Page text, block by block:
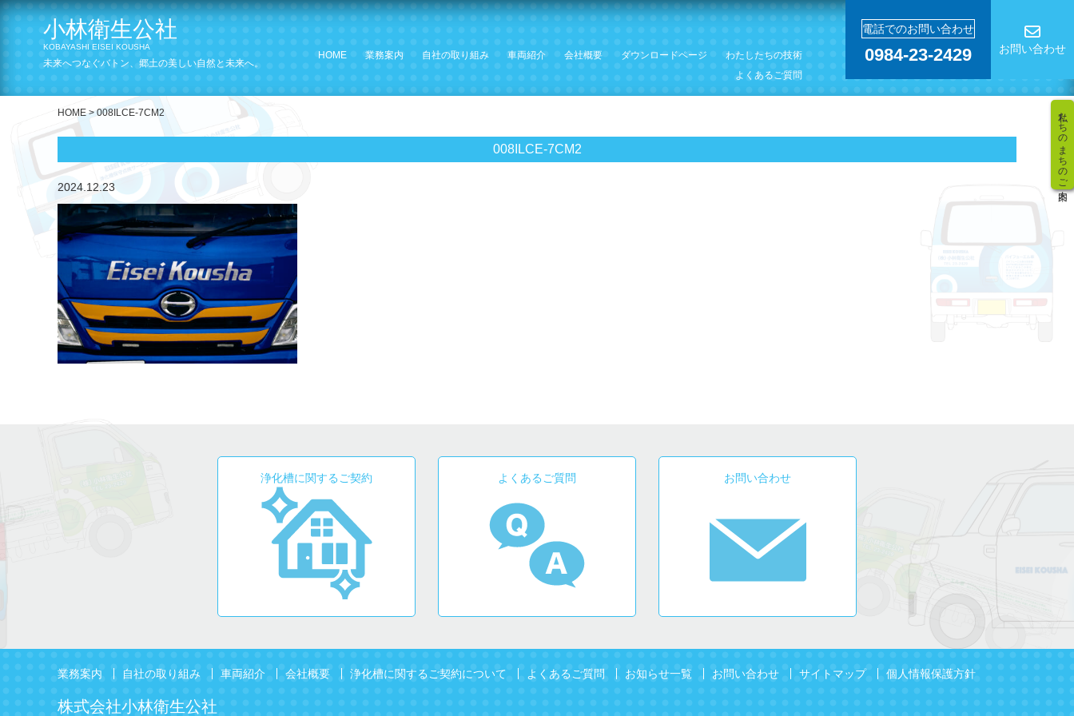
小林衛生公社
KOBAYASHI EISEI KOUSHA
未来へつなぐバトン、郷土の美しい自然と未来へ。
HOME 業務案内 自社の取り組み 車両紹介 会社概要 ダウンロードページ
わたしたちの技術
よくあるご質問
電話でのお問い合わせ
0984-23-2429 お問い合わせ
私たちのまちのご案内
HOME>008ILCE-7CM2
008ILCE-7CM2
2024.12.23
浄化槽に関するご契約 よくあるご質問 お問い合わせ
業務案内 自社の取り組み 車両紹介 会社概要 浄化槽に関するご契約について よくあるご質問 お知らせ一覧 お問い合わせ サイトマップ 個人情報保護方針
株式会社小林衛生公社